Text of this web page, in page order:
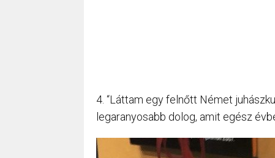
4. “Láttam egy felnőtt Német
legaranyosabb dolog, amit egész